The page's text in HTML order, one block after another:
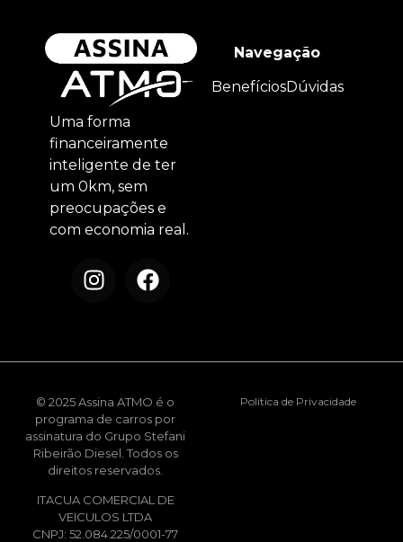
Uma forma
financeiramente
inteligente de ter
um 0km, sem
preocupações e
com economia real.
Navegação
BenefíciosDúvidas
© 2025 Assina ATMO é o
programa de carros por
assinatura do Grupo Stefani
Ribeirão Diesel. Todos os
direitos reservados.
ITACUA COMERCIAL DE
VEICULOS LTDA
CNPJ: 52.084.225/0001-77
Política de Privacidade